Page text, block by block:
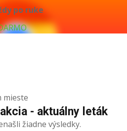
po ruke
mieste
- aktuálny leták
žiadne výsledky.